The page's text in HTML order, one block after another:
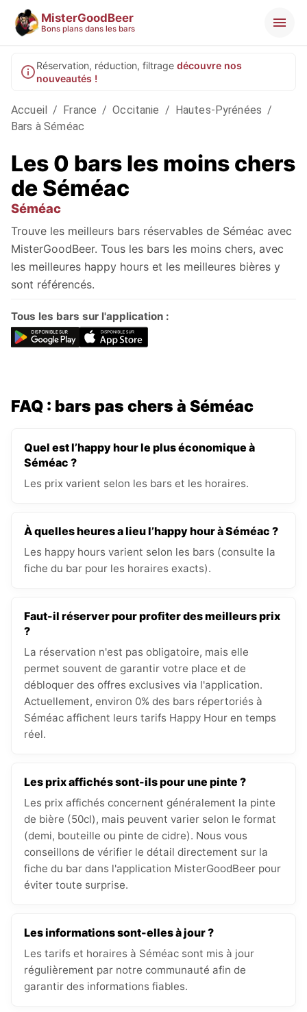
MisterGoodBeer
Bons plans dans les bars
Réservation, réduction, filtrage découvre nos
nouveautés !
Accueil / France / Occitanie / Hautes-Pyrénées /
Bars à Séméac
Les 0 bars les moins chers
de Séméac
Séméac
Trouve les meilleurs bars réservables de Séméac avec
MisterGoodBeer. Tous les bars les moins chers, avec
les meilleures happy hours et les meilleures bières y
sont référencés.
Tous les bars sur l'application :
FAQ : bars pas chers à Séméac
Quel est l’happy hour le plus économique à
Séméac ?
Les prix varient selon les bars et les horaires.
À quelles heures a lieu l’happy hour à Séméac ?
Les happy hours varient selon les bars (consulte la
fiche du bar pour les horaires exacts).
Faut-il réserver pour profiter des meilleurs prix
?
La réservation n'est pas obligatoire, mais elle
permet souvent de garantir votre place et de
débloquer des offres exclusives via l'application.
Actuellement, environ 0% des bars répertoriés à
Séméac affichent leurs tarifs Happy Hour en temps
réel.
Les prix affichés sont-ils pour une pinte ?
Les prix affichés concernent généralement la pinte
de bière (50cl), mais peuvent varier selon le format
(demi, bouteille ou pinte de cidre). Nous vous
conseillons de vérifier le détail directement sur la
fiche du bar dans l'application MisterGoodBeer pour
éviter toute surprise.
Les informations sont-elles à jour ?
Les tarifs et horaires à Séméac sont mis à jour
régulièrement par notre communauté afin de
garantir des informations fiables.